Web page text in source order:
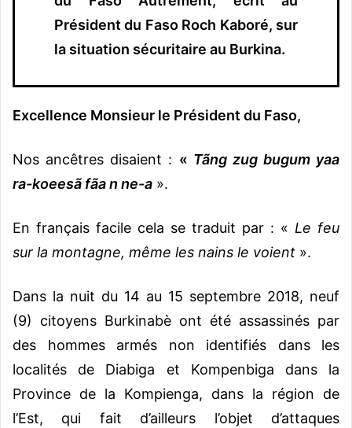
Président du Faso Roch Kaboré, sur
la situation sécuritaire au Burkina.
Excellence Monsieur le Président du Faso,
Nos ancêtres disaient : « Tãng zug bugum yaa
ra-koeesã fãa n ne-a ».
En français facile cela se traduit par : « Le feu
sur la montagne, même les nains le voient ».
Dans la nuit du 14 au 15 septembre 2018, neuf
(9) citoyens Burkinabè ont été assassinés par
des hommes armés non identifiés dans les
localités de Diabiga et Kompenbiga dans la
Province de la Kompienga, dans la région de
l’Est, qui fait d’ailleurs l’objet d’attaques